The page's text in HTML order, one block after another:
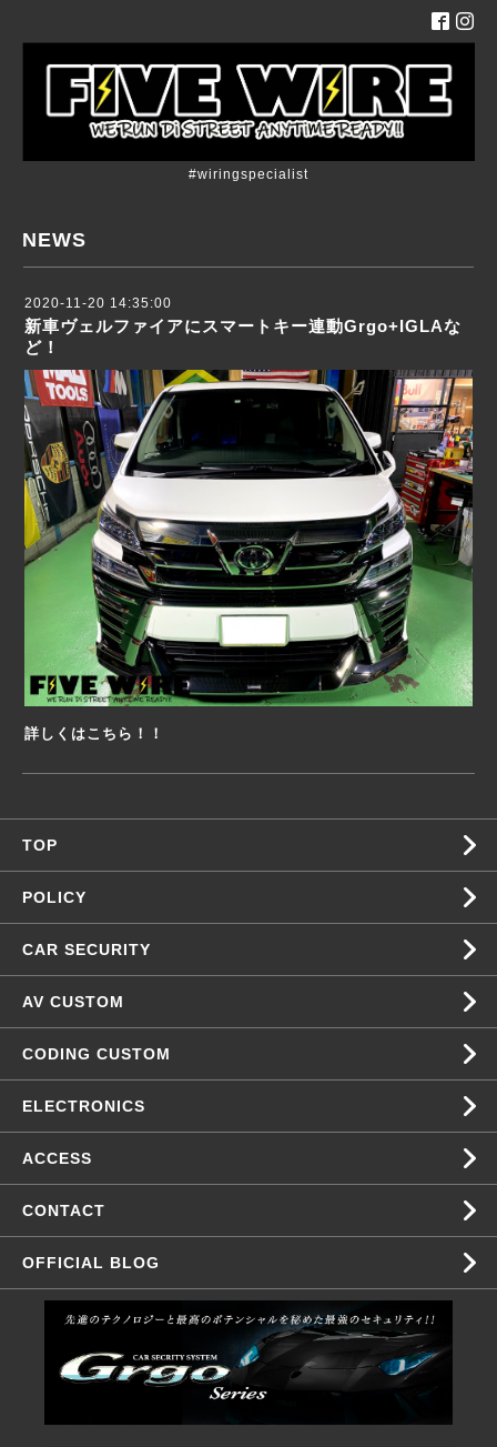
#wiringspecialist
NEWS
2020-11-20 14:35:00
新車ヴェルファイアにスマートキー連動Grgo+IGLAな
ど！
詳しくはこちら！！
TOP
POLICY
CAR SECURITY
AV CUSTOM
CODING CUSTOM
ELECTRONICS
ACCESS
CONTACT
OFFICIAL BLOG